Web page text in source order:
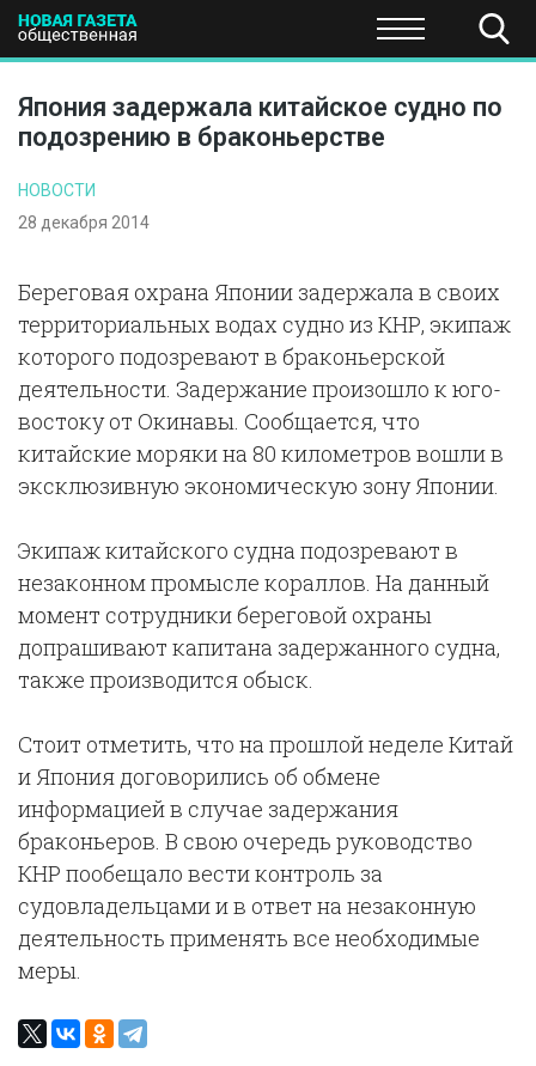
ПОЛИТИКА ЭКОНОМИКА НАУКА И
Япония задержала китайское судно по
подозрению в браконьерстве
НОВОСТИ
28 декабря 2014
Береговая охрана Японии задержала в своих
территориальных водах судно из КНР, экипаж
которого подозревают в браконьерской
деятельности. Задержание произошло к юго-
востоку от Окинавы. Сообщается, что
китайские моряки на 80 километров вошли в
эксклюзивную экономическую зону Японии.
Экипаж китайского судна подозревают в
незаконном промысле кораллов. На данный
момент сотрудники береговой охраны
допрашивают капитана задержанного судна,
также производится обыск.
Стоит отметить, что на прошлой неделе Китай
и Япония договорились об обмене
информацией в случае задержания
браконьеров. В свою очередь руководство
КНР пообещало вести контроль за
судовладельцами и в ответ на незаконную
деятельность применять все необходимые
меры.